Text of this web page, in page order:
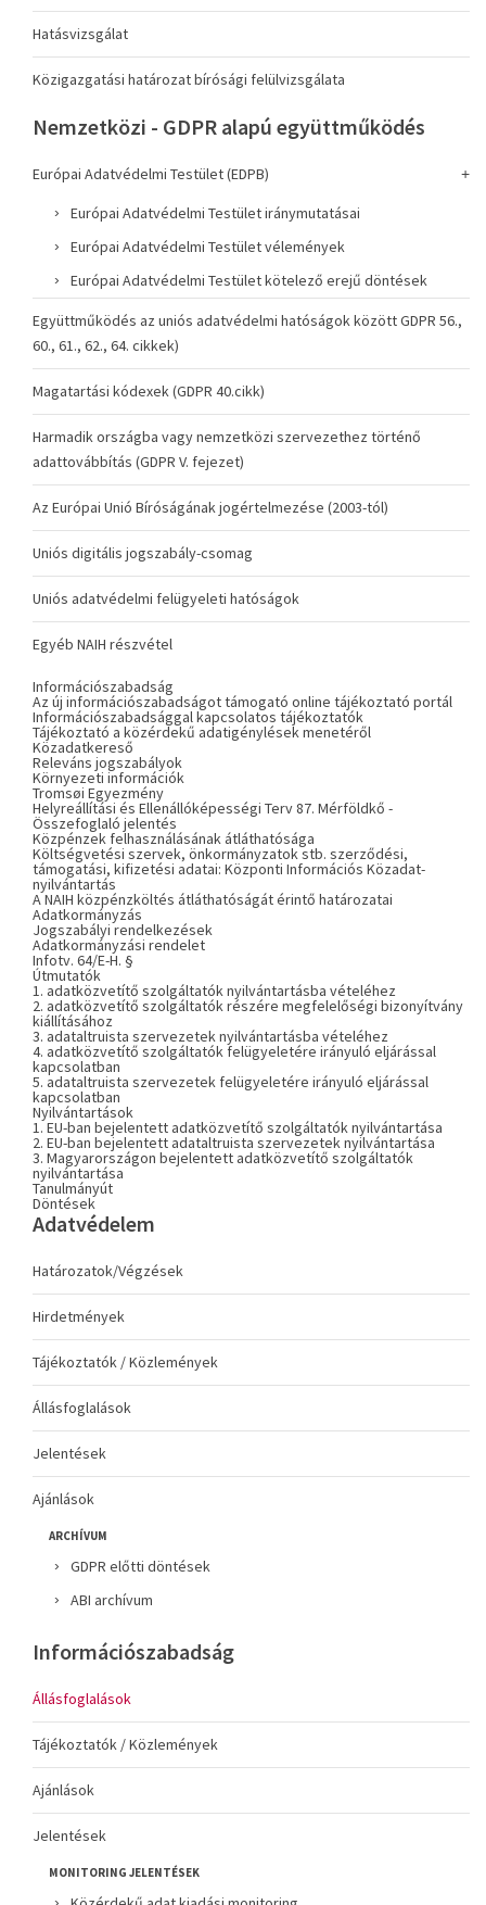
Hatásvizsgálat
Közigazgatási határozat bírósági felülvizsgálata
Nemzetközi - GDPR alapú együttműködés
Európai Adatvédelmi Testület (EDPB)
Európai Adatvédelmi Testület iránymutatásai
Európai Adatvédelmi Testület vélemények
Európai Adatvédelmi Testület kötelező erejű döntések
Együttműködés az uniós adatvédelmi hatóságok között GDPR 56.,
60., 61., 62., 64. cikkek)
Magatartási kódexek (GDPR 40.cikk)
Harmadik országba vagy nemzetközi szervezethez történő
adattovábbítás (GDPR V. fejezet)
Az Európai Unió Bíróságának jogértelmezése (2003-tól)
Uniós digitális jogszabály-csomag
Uniós adatvédelmi felügyeleti hatóságok
Egyéb NAIH részvétel
Információszabadság
Az új információszabadságot támogató online tájékoztató portál
Információszabadsággal kapcsolatos tájékoztatók
Tájékoztató a közérdekű adatigénylések menetéről
Közadatkereső
Releváns jogszabályok
Környezeti információk
Tromsøi Egyezmény
Helyreállítási és Ellenállóképességi Terv 87. Mérföldkő -
Összefoglaló jelentés
Közpénzek felhasználásának átláthatósága
Költségvetési szervek, önkormányzatok stb. szerződési,
támogatási, kifizetési adatai: Központi Információs Közadat-
nyilvántartás
A NAIH közpénzköltés átláthatóságát érintő határozatai
Adatkormányzás
Jogszabályi rendelkezések
Adatkormányzási rendelet
Infotv. 64/E-H. §
Útmutatók
1. adatközvetítő szolgáltatók nyilvántartásba vételéhez
2. adatközvetítő szolgáltatók részére megfelelőségi bizonyítvány
kiállításához
3. adataltruista szervezetek nyilvántartásba vételéhez
4. adatközvetítő szolgáltatók felügyeletére irányuló eljárással
kapcsolatban
5. adataltruista szervezetek felügyeletére irányuló eljárással
kapcsolatban
Nyilvántartások
1. EU-ban bejelentett adatközvetítő szolgáltatók nyilvántartása
2. EU-ban bejelentett adataltruista szervezetek nyilvántartása
3. Magyarországon bejelentett adatközvetítő szolgáltatók
nyilvántartása
Tanulmányút
Döntések
Adatvédelem
Határozatok/Végzések
Hirdetmények
Tájékoztatók / Közlemények
Állásfoglalások
Jelentések
Ajánlások
ARCHÍVUM
GDPR előtti döntések
ABI archívum
Információszabadság
Állásfoglalások
Tájékoztatók / Közlemények
Ajánlások
Jelentések
MONITORING JELENTÉSEK